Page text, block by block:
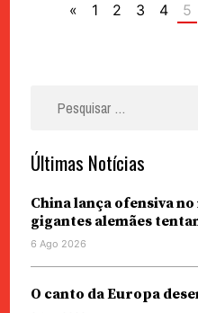
« 1 2 3 4 5
Últimas Notícias
China lança ofensiva
gigantes alemães
6 Ago 2026
O canto da Europa